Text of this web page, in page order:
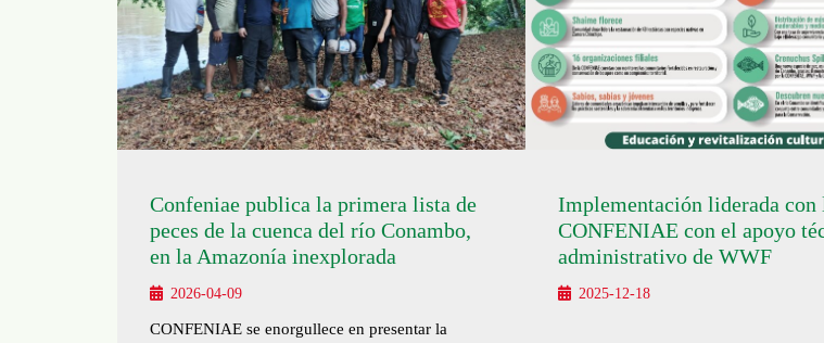
Confeniae publica la primera lista de
peces de la cuenca del río Conambo,
en la Amazonía inexplorada
2026-04-09
CONFENIAE se enorgullece en presentar la
Implementación liderada con
CONFENIAE con el apoyo
administrativo de WWF
2025-12-18